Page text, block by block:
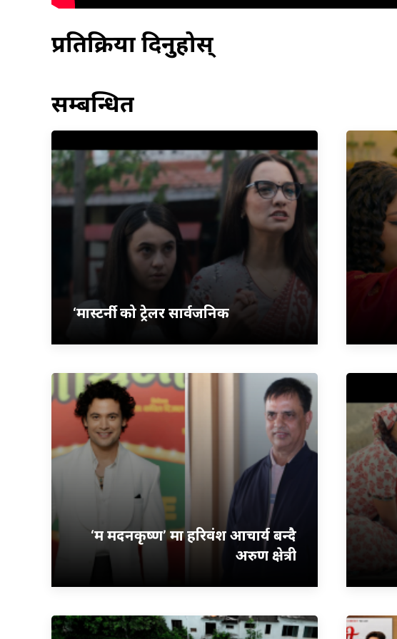
प्रतिक्रिया दिनुहोस्
सम्बन्धित
‘मास्टर्नी’ को ट्रेलर सार्वजनिक
‘म मदनकृष्ण’ मा हरिवंश आचार्य बन्दै
अरुण क्षेत्री